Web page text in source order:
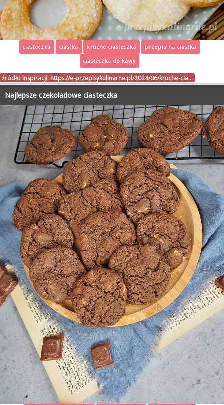
ciasteczka ciastka kruche ciasteczka
przepis na ciastka
ciasteczka do kawy
źródło inspiracji: https://e-przepisykulinarne.pl/2024/06/kruche-cia…
Najlepsze czekoladowe ciasteczka